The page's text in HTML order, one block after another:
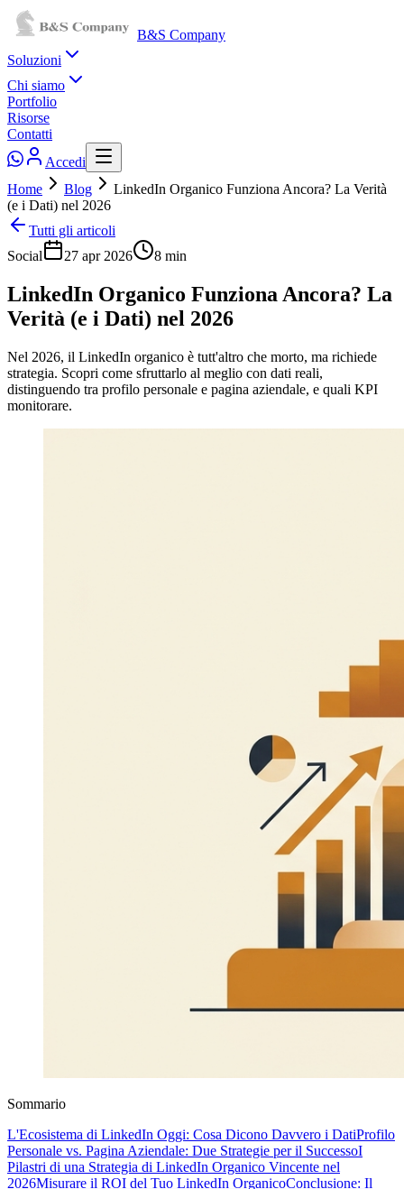
B&S Company
Soluzioni
Chi siamo
Portfolio
Risorse
Contatti
Accedi
Home
Blog
LinkedIn Organico Funziona Ancora? La Verità
(e i Dati) nel 2026
Tutti gli articoli
Social
27 apr 2026 8 min
LinkedIn Organico Funziona Ancora? La
Verità (e i Dati) nel 2026
Nel 2026, il LinkedIn organico è tutt'altro che morto, ma richiede
strategia. Scopri come sfruttarlo al meglio con dati reali,
distinguendo tra profilo personale e pagina aziendale, e quali KPI
monitorare.
Sommario
L'Ecosistema di LinkedIn Oggi: Cosa Dicono Davvero i DatiProfilo
Personale vs. Pagina Aziendale: Due Strategie per il SuccessoI
Pilastri di una Strategia di LinkedIn Organico Vincente nel
2026Misurare il ROI del Tuo LinkedIn OrganicoConclusione: Il